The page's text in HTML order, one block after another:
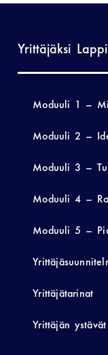
Yrittäjäksi
Moduuli 1 –
Moduuli 2 –
Moduuli 3 –
Moduuli 4 –
Moduuli 5 –
Yrittäjätarinat
Yrittäjän ystävät